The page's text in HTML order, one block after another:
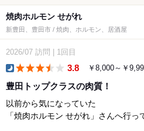
焼肉ホルモン せがれ
新豊田、豊田市 / 焼肉、ホルモン、居酒屋
2026/07 訪問 1回目
3.8 ￥8,000～￥
豊田トップクラスの肉質！
以前から気になっていた
「焼肉ホルモン せがれ」さんへ行っ